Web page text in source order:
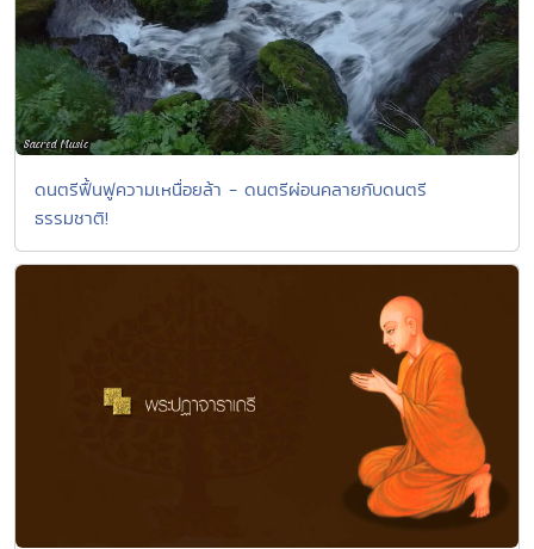
ดนตรีฟื้นฟูความเหนื่อยล้า - ดนตรีผ่อนคลายกับดนตรี
ธรรมชาติ!